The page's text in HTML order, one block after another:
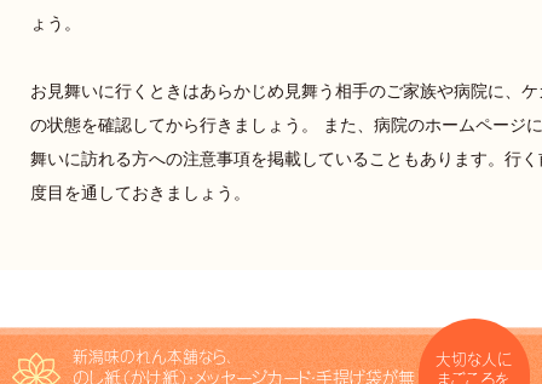
ょう。
お見舞いに行くときはあらかじめ見舞う相手のご家族や病院に、
の状態を確認してから行きましょう。 また、病院のホームページ
舞いに訪れる方への注意事項を掲載していることもあります。行
度目を通しておきましょう。
新潟味のれん本舗なら、
のし紙（かけ紙）・メッセージカード・手提げ袋が無
大切な人に
まごころを